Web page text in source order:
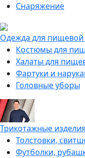
Снаряжение
Одежда для
Костюмы для
Халаты для
Фартуки и
Головные уборы
Трикотажные изделия
Толстовки,
Футболки,